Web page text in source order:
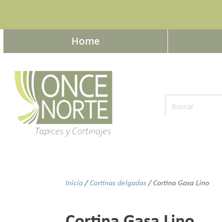
Home
Inicio / Cortinas delgadas / Cortina Gasa Lino